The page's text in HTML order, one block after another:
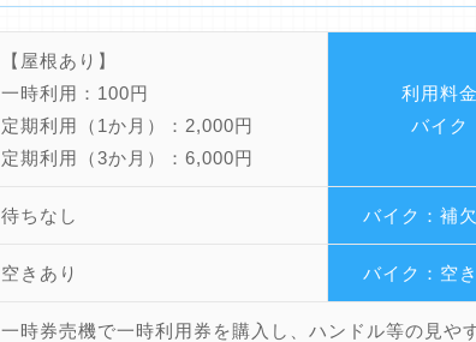
【屋根あり】
一時利用：100円
定期利用（1か月）：2,000円
定期利用（3か月）：6,000円
利用料金
バイク
待ちなし バイク：補
空きあり バイク：空
一時券売機で一時利用券を購入し、ハンドル等の見や